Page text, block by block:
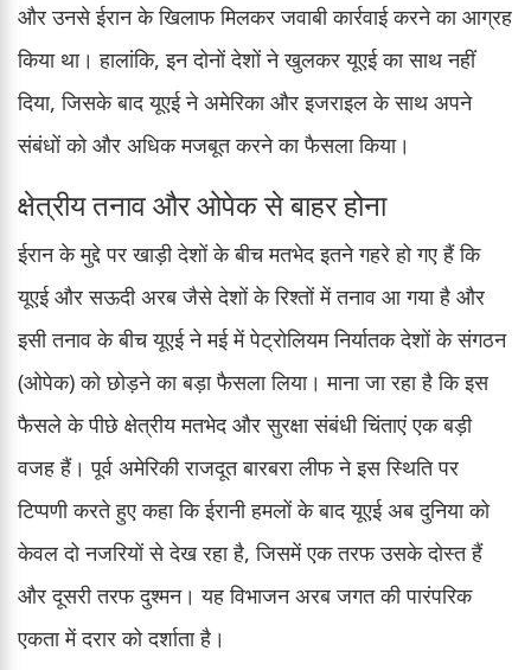
और उनसे ईरान के खिलाफ मिलकर जवाबी कार्रवाई करने का आग्रह
किया था। हालांकि, इन दोनों देशों ने खुलकर यूएई का साथ नहीं
दिया, जिसके बाद यूएई ने अमेरिका और इजराइल के साथ अपने
संबंधों को और अधिक मजबूत करने का फैसला किया।
क्षेत्रीय तनाव और ओपेक से बाहर होना
ईरान के मुद्दे पर खाड़ी देशों के बीच मतभेद इतने गहरे हो गए हैं कि
यूएई और सऊदी अरब जैसे देशों के रिश्तों में तनाव आ गया है और
इसी तनाव के बीच यूएई ने मई में पेट्रोलियम निर्यातक देशों के संगठन
(ओपेक) को छोड़ने का बड़ा फैसला लिया। माना जा रहा है कि इस
फैसले के पीछे क्षेत्रीय मतभेद और सुरक्षा संबंधी चिंताएं एक बड़ी
वजह हैं। पूर्व अमेरिकी राजदूत बारबरा लीफ ने इस स्थिति पर
टिप्पणी करते हुए कहा कि ईरानी हमलों के बाद यूएई अब दुनिया को
केवल दो नजरियों से देख रहा है, जिसमें एक तरफ उसके दोस्त हैं
और दूसरी तरफ दुश्मन। यह विभाजन अरब जगत की पारंपरिक
एकता में दरार को दर्शाता है।